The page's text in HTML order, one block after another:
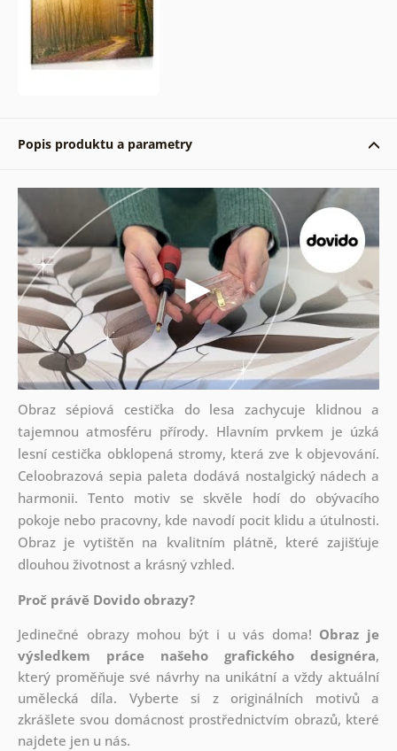
Popis produktu a parametry
Obraz sépiová cestička do lesa zachycuje klidnou a
tajemnou atmosféru přírody. Hlavním prvkem je úzká
lesní cestička obklopená stromy, která zve k objevování.
Celoobrazová sepia paleta dodává nostalgický nádech a
harmonii. Tento motiv se skvěle hodí do obývacího
pokoje nebo pracovny, kde navodí pocit klidu a útulnosti.
Obraz je vytištěn na kvalitním plátně, které zajišťuje
dlouhou životnost a krásný vzhled.
Proč právě Dovido obrazy?
Jedinečné obrazy mohou být i u vás doma! Obraz je
výsledkem práce našeho grafického designéra,
který proměňuje své návrhy na unikátní a vždy aktuální
umělecká díla. Vyberte si z originálních motivů a
zkrášlete svou domácnost prostřednictvím obrazů, které
najdete jen u nás.